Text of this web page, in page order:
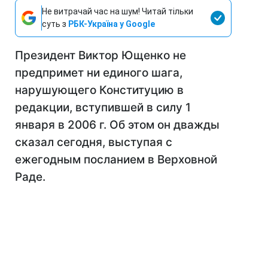
Не витрачай час на шум! Читай тільки
суть з РБК-Україна у Google
Президент Виктор Ющенко не
предпримет ни единого шага,
нарушующего Конституцию в
редакции, вступившей в силу 1
января в 2006 г. Об этом он дважды
сказал сегодня, выступая с
ежегодным посланием в Верховной
Раде.